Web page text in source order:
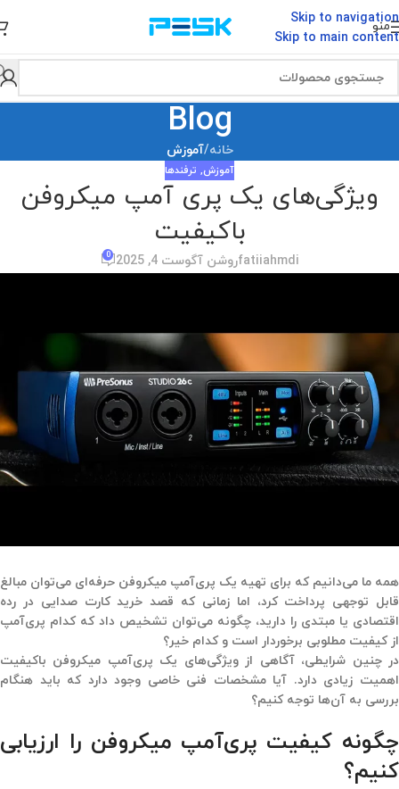
Skip to navigation
Skip to main content
منو
Blog
خانه/آموزش
آموزش, ترفندها
ویژگی‌های یک پری آمپ میکروفن
باکیفیت
fatiiahmdiروشن آگوست 4, 2025 0
همه ما می‌دانیم که برای تهیه یک پری‌آمپ میکروفن حرفه‌ای می‌توان مبالغ
قابل توجهی پرداخت کرد، اما زمانی که قصد خرید کارت صدایی در رده
اقتصادی یا مبتدی را دارید، چگونه می‌توان تشخیص داد که کدام پری‌آمپ
از کیفیت مطلوبی برخوردار است و کدام خیر؟
در چنین شرایطی، آگاهی از ویژگی‌های یک پری‌آمپ میکروفن باکیفیت
اهمیت زیادی دارد. آیا مشخصات فنی خاصی وجود دارد که باید هنگام
بررسی به آن‌ها توجه کنیم؟
چگونه کیفیت پری‌آمپ میکروفن را ارزیابی
کنیم؟